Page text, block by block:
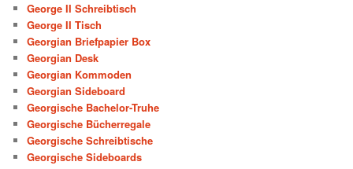
George II Schreibtisch
George II Tisch
Georgian Briefpapier Box
Georgian Desk
Georgian Kommoden
Georgian Sideboard
Georgische Bachelor-Truhe
Georgische Bücherregale
Georgische Schreibtische
Georgische Sideboards